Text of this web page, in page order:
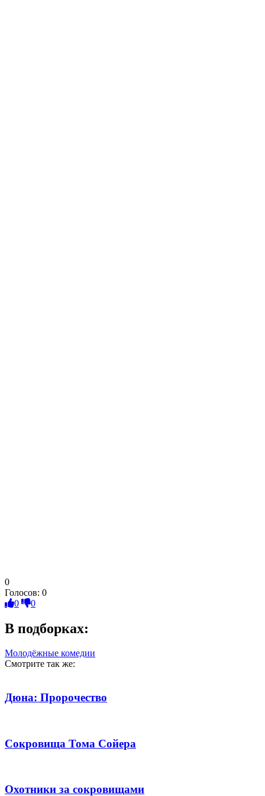
0
Голосов: 0
0
0
В подборках:
Молодёжные комедии
Смотрите так же:
Дюна: Пророчество
Сокровища Тома Сойера
Охотники за сокровищами